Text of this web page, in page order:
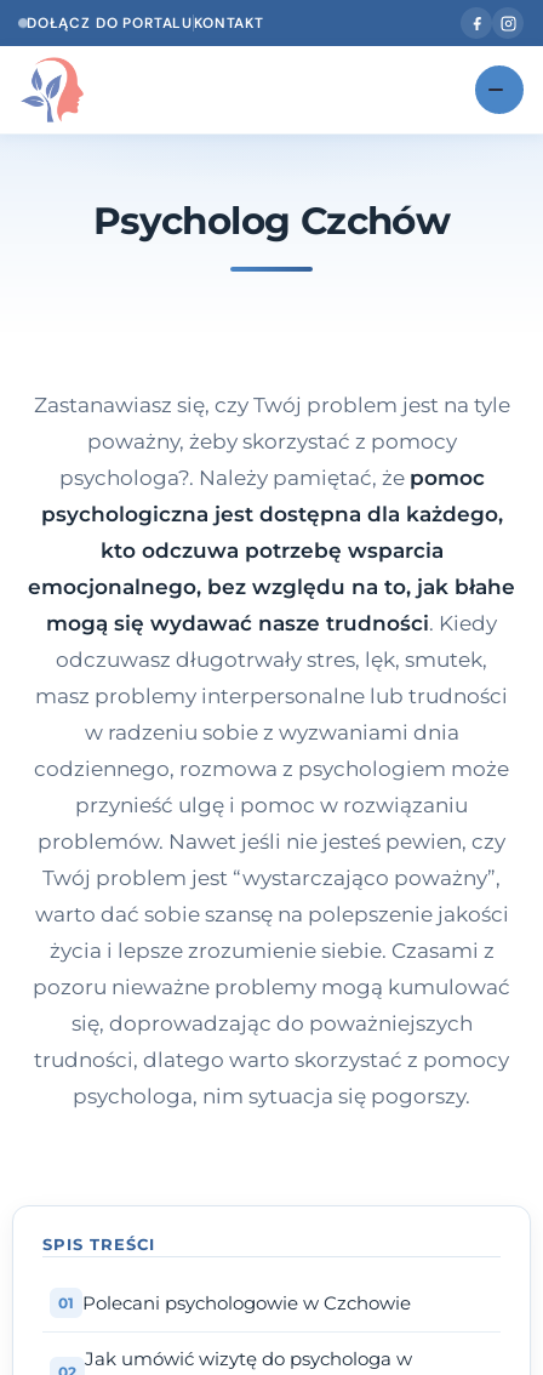
DOŁĄCZ DO PORTALUKONTAKT
NOWOŚĆ
Dawka wiedzy
Dla specjalistów
Kontakt
Dołącz do portalu
Psycholog Czchów
Zastanawiasz się, czy Twój problem jest na tyle
poważny, żeby skorzystać z pomocy
psychologa?. Należy pamiętać, że pomoc
psychologiczna jest dostępna dla każdego,
kto odczuwa potrzebę wsparcia
emocjonalnego, bez względu na to, jak błahe
mogą się wydawać nasze trudności. Kiedy
odczuwasz długotrwały stres, lęk, smutek,
masz problemy interpersonalne lub trudności
w radzeniu sobie z wyzwaniami dnia
codziennego, rozmowa z psychologiem może
przynieść ulgę i pomoc w rozwiązaniu
problemów. Nawet jeśli nie jesteś pewien, czy
Twój problem jest “wystarczająco poważny”,
warto dać sobie szansę na polepszenie jakości
życia i lepsze zrozumienie siebie. Czasami z
pozoru nieważne problemy mogą kumulować
się, doprowadzając do poważniejszych
trudności, dlatego warto skorzystać z pomocy
psychologa, nim sytuacja się pogorszy.
SPIS TREŚCI
Polecani psychologowie w Czchowie
Jak umówić wizytę do psychologa w